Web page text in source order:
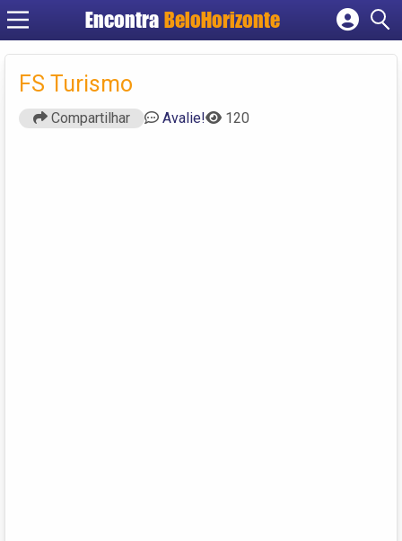
Encontra BeloHorizonte
Cadastrar empresa
FS Turismo
Compartilhar Avalie! 120